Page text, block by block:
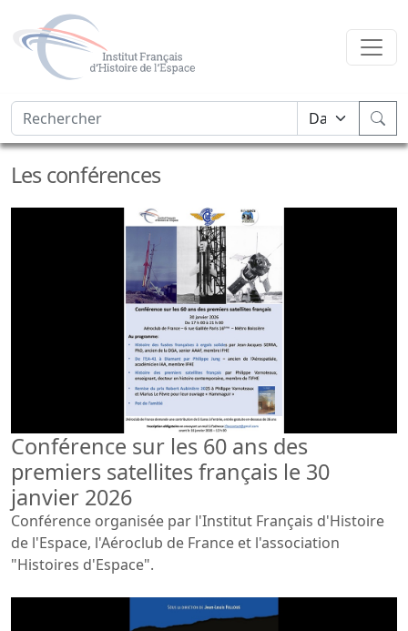
Les conférences
Conférence sur les 60 ans des
premiers satellites français le 30
janvier 2026
Conférence organisée par l'Institut Français d'Histoire
de l'Espace, l'Aéroclub de France et l'association
"Histoires d'Espace".